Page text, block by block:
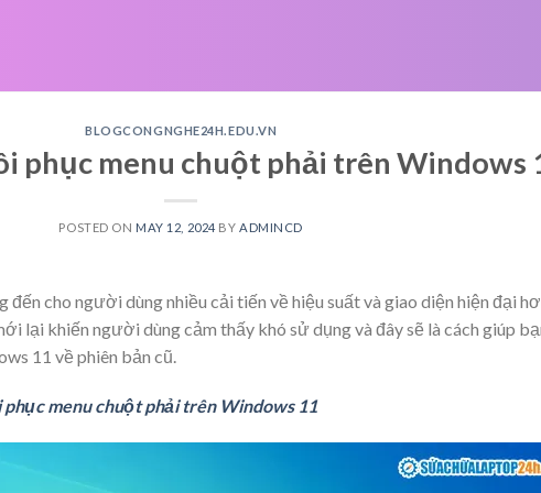
BLOGCONGNGHE24H.EDU.VN
phục menu chuột phải trên Windows
POSTED ON MAY 12, 2024 BY ADMINCD
đến cho người dùng nhiều cải tiến về hiệu suất và giao diện hiện đại
lại khiến người dùng cảm thấy khó sử dụng và đây sẽ là cách giúp
11 về phiên bản cũ.
phục menu chuột phải trên Windows 11